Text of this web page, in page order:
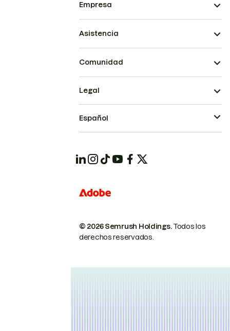
Empresa
Asistencia
Comunidad
© 2026 Semrush Holdings.Todos los
derechos reservados.
Legal
Español